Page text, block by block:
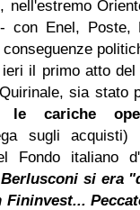
nell'estremo
con Enel, Poste,
il primo atto del
sia stato
cariche
sugli acquisti)
Fondo italiano
si era